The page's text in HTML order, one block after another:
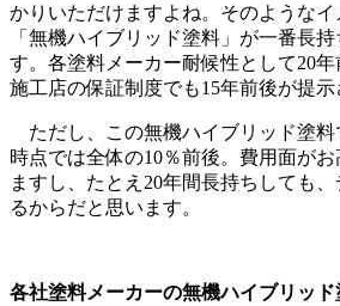
かりいただけますよね。そのような
「無機ハイブリッド塗料」が一番長
す。各塗料メーカー耐候性として20年
施工店の保証制度でも15年前後が提示
ただし、この無機ハイブリッド塗料
時点では全体の10％前後。費用面が
ますし、たとえ20年間長持ちしても
るからだと思います。
各社塗料メーカーの無機ハイブリッド